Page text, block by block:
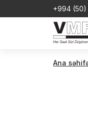
+994 (50)
Ana